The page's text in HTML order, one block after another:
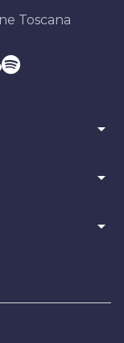
Toscana
arrow_drop_down
arrow_drop_down
arrow_drop_down